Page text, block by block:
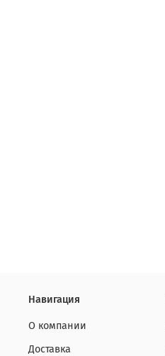
Навигация
О компании
Доставка